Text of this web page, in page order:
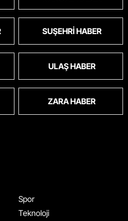
SUŞEHRI HABER
ULAŞ HABER
ZARA HABER
Spor
Teknoloji